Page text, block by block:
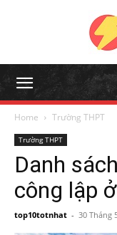
Home Trường THPT
Trường THPT
Danh
công lập
top10totnhat - 30 Tháng